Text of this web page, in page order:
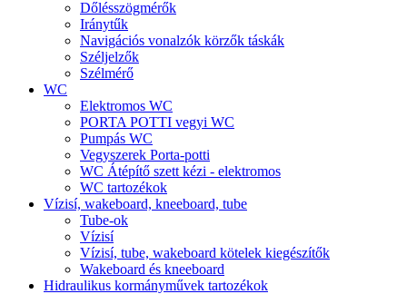
Dőlésszögmérők
Iránytűk
Navigációs vonalzók körzők táskák
Széljelzők
Szélmérő
WC
Elektromos WC
PORTA POTTI vegyi WC
Pumpás WC
Vegyszerek Porta-potti
WC Átépítő szett kézi - elektromos
WC tartozékok
Vízisí, wakeboard, kneeboard, tube
Tube-ok
Vízisí
Vízisí, tube, wakeboard kötelek kiegészítők
Wakeboard és kneeboard
Hidraulikus kormányművek tartozékok